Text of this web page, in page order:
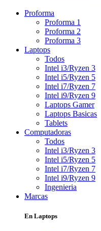
Proforma
Proforma 1
Proforma 2
Proforma 3
Laptops
Todos
Intel i3/Ryzen 3
Intel i5/Ryzen 5
Intel i7/Ryzen 7
Intel i9/Ryzen 9
Laptops Gamer
Laptops Basicas
Tablets
Computadoras
Todos
Intel i3/Ryzen 3
Intel i5/Ryzen 5
Intel i7/Ryzen 7
Intel i9/Ryzen 9
Ingenieria
Marcas
En Laptops